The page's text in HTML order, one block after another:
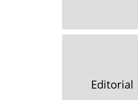
Editorial